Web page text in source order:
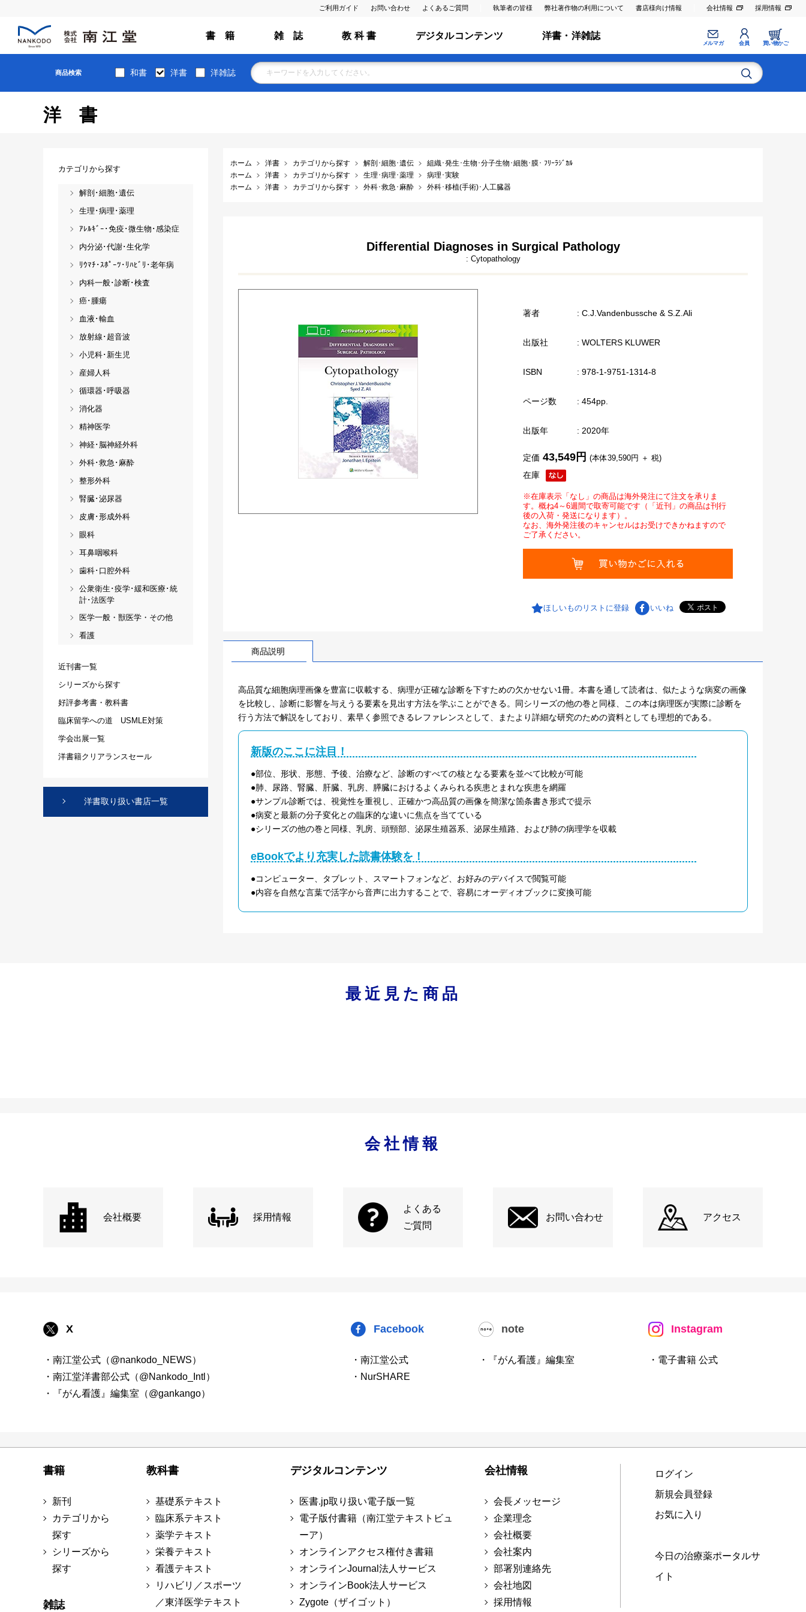
ご利用ガイド お問い合わせ よくあるご質問 執筆者の皆様 弊社著作物の利用について 書店様向け情報 会社情報 採用情報
書 籍 雑 誌 教 科 書 デジタルコンテンツ 洋書・洋雑誌
メルマガ 会員 買い物かご
商品検索 和書 洋書 洋雑誌
洋書
ホーム 洋書 カテゴリから探す 解剖･細胞･遺伝
組織･発生･生物･分子生物･細胞･膜･ ﾌﾘｰﾗｼﾞｶﾙ
ホーム
洋書 カテゴリから探す 生理･病理･薬理
病理･実験
ホーム
洋書 カテゴリから探す 外科･救急･麻酔 外科･移植(手術)･人工臓器
Differential Diagnoses in Surgical Pathology
: Cytopathology
著者 : C.J.Vandenbussche & S.Z.Ali
出版社 : WOLTERS KLUWER
ISBN : 978-1-9751-1314-8
ページ数 : 454pp.
出版年 : 2020年
在庫
定価 43,549円 (本体39,590円 ＋ 税)
※在庫表示「なし」の商品は海外発注にて注文を承りま
す。概ね4～6週間で取寄可能です（「近刊」の商品は刊行
後の入荷・発送になります）。
なお、海外発注後のキャンセルはお受けできかねますので
ご了承ください。
ほしいものリストに登録 いいね
商品説明
高品質な細胞病理画像を豊富に収載する、病理が正確な診断を下すための欠かせない1冊。本書を通して読者は、似たような病変の画像
を比較し、診断に影響を与えうる要素を見出す方法を学ぶことができる。同シリーズの他の巻と同様、この本は病理医が実際に診断を
行う方法で解説をしており、素早く参照できるレファレンスとして、またより詳細な研究のための資料としても理想的である。
新版のここに注目！
●部位、形状、形態、予後、治療など、診断のすべての核となる要素を並べて比較が可能
●肺、尿路、腎臓、肝臓、乳房、膵臓におけるよくみられる疾患とまれな疾患を網羅
●サンプル診断では、視覚性を重視し、正確かつ高品質の画像を簡潔な箇条書き形式で提示
●病変と最新の分子変化との臨床的な違いに焦点を当てている
●シリーズの他の巻と同様、乳房、頭頸部、泌尿生殖器系、泌尿生殖路、および肺の病理学を収載
eBookでより充実した読書体験を！
●コンピューター、タブレット、スマートフォンなど、お好みのデバイスで閲覧可能
●内容を自然な言葉で活字から音声に出力することで、容易にオーディオブックに変換可能
カテゴリから探す
解剖･細胞･遺伝
生理･病理･薬理
ｱﾚﾙｷﾞｰ･免疫･微生物･感染症
内分泌･代謝･生化学
ﾘｳﾏﾁ･ｽﾎﾟｰﾂ･ﾘﾊﾋﾞﾘ･老年病
内科一般･診断･検査
癌･腫瘍
血液･輸血
放射線･超音波
小児科･新生児
産婦人科
循環器･呼吸器
消化器
精神医学
神経･脳神経外科
外科･救急･麻酔
整形外科
腎臓･泌尿器
皮膚･形成外科
眼科
耳鼻咽喉科
歯科･口腔外科
公衆衛生･疫学･緩和医療･統
計･法医学
医学一般・獣医学・その他
看護
近刊書一覧
シリーズから探す
好評参考書・教科書
臨床留学への道 USMLE対策
学会出展一覧
洋書籍クリアランスセール
洋書取り扱い書店一覧
最近見た商品
会社情報
会社概要 採用情報
よくある
ご質問
お問い合わせ アクセス
X
・南江堂公式（@nankodo_NEWS）
・南江堂洋書部公式（@Nankodo_Intl）
・『がん看護』編集室（@gankango）
Facebook
・南江堂公式
・NurSHARE
note
・『がん看護』編集室
Instagram
・電子書籍 公式
書籍
新刊
カテゴリから
探す
シリーズから
探す
雑誌
教科書
基礎系テキスト
臨床系テキスト
薬学テキスト
栄養テキスト
看護テキスト
リハビリ／スポーツ
／東洋医学テキスト
デジタルコンテンツ
医書.jp取り扱い電子版一覧
電子版付書籍（南江堂テキストビュ
ーア）
オンラインアクセス権付き書籍
オンラインJournal法人サービス
オンラインBook法人サービス
Zygote（ザイゴット）
会社情報
会長メッセージ
企業理念
会社概要
会社案内
部署別連絡先
会社地図
採用情報
ログイン
新規会員登録
お気に入り
今日の治療薬ポータルサ
イト